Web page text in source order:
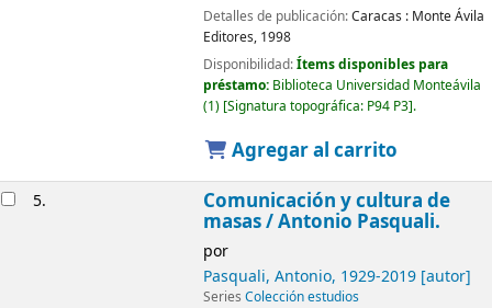
Detalles de publicación:Caracas : Monte Ávila
Editores, 1998
Disponibilidad:Ítems disponibles para
préstamo: Biblioteca Universidad Monteávila
(1) Signatura topográfica: P94 P3 .
Agregar al carrito
5. Comunicación y cultura de
masas/ Antonio Pasquali.
por
Pasquali, Antonio, 1929-2019[autor]
Series Colección estudios